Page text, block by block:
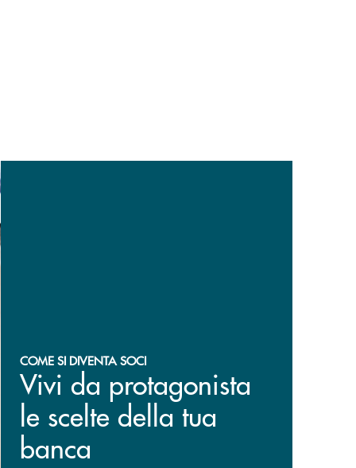
COME SI DIVENTA SOCI
Vivi da protagonista
le scelte della tua
banca